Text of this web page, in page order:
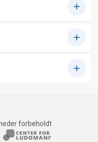
forbeholdt